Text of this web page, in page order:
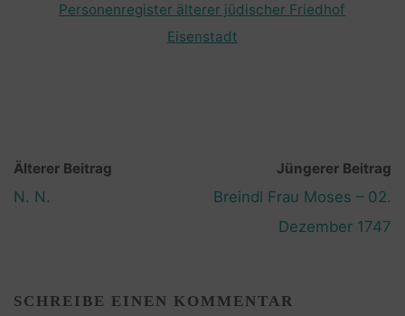
Personenregister älterer jüdischer Friedhof
Eisenstadt
Älterer Beitrag
N. N.
Jüngerer Beitrag
Breindl Frau Moses – 02.
Dezember 1747
SCHREIBE EINEN KOMMENTAR